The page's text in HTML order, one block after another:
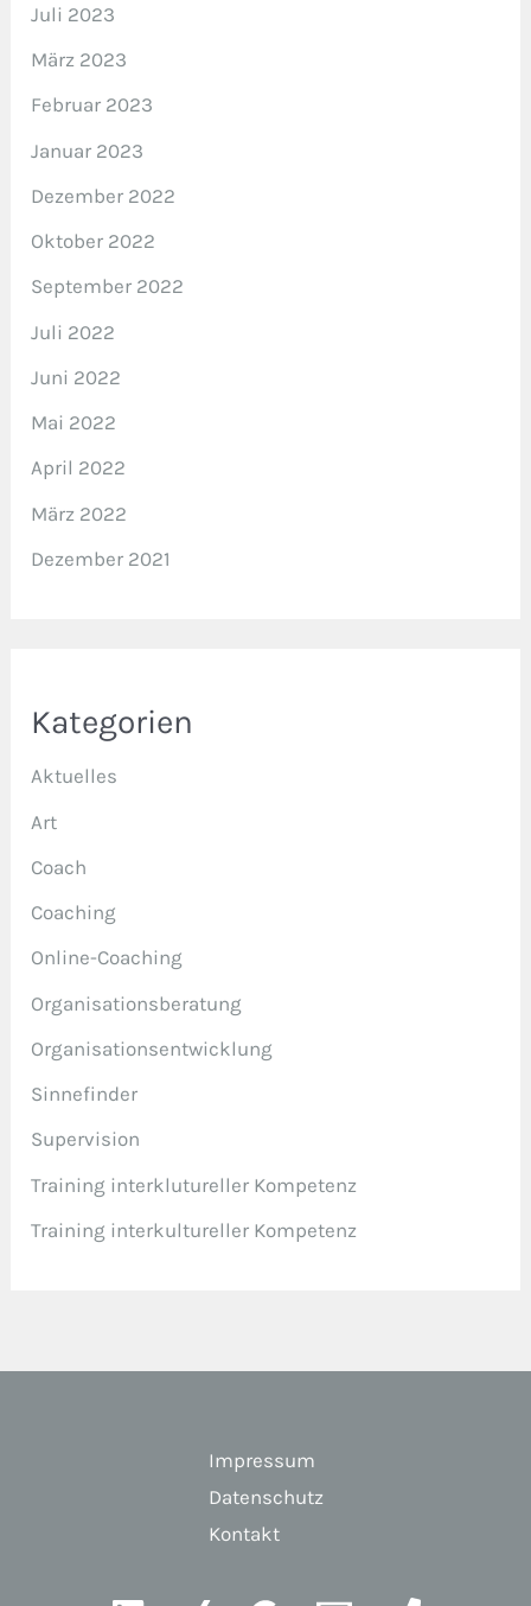
Juli 2023
März 2023
Februar 2023
Januar 2023
Dezember 2022
Oktober 2022
September 2022
Juli 2022
Juni 2022
Mai 2022
April 2022
März 2022
Dezember 2021
Kategorien
Aktuelles
Art
Coach
Coaching
Online-Coaching
Organisationsberatung
Organisationsentwicklung
Sinnefinder
Supervision
Training interklutureller Kompetenz
Training interkultureller Kompetenz
Impressum
Datenschutz
Kontakt